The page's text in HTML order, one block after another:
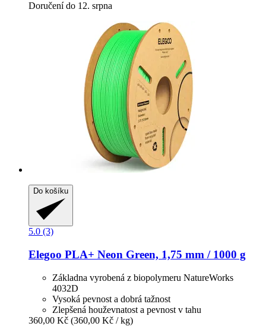
Doručení do 12. srpna
Do košíku
5.0 (3)
Elegoo PLA+ Neon Green, 1,75 mm / 1000 g
Základna vyrobená z biopolymeru NatureWorks
4032D
Vysoká pevnost a dobrá tažnost
Zlepšená houževnatost a pevnost v tahu
360,00 Kč (360,00 Kč / kg)